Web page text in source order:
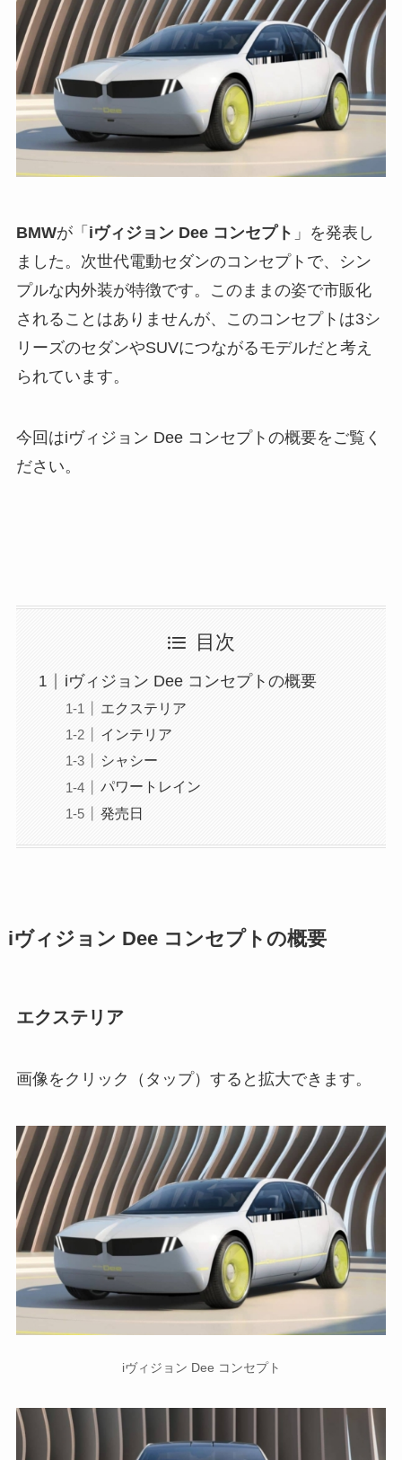
BMWが「 iヴィジョン Dee コンセプト 」を発表し
ました。次世代電動セダンのコンセプトで、シン
プルな内外装が特徴です。このままの姿で市販化
されることはありませんが、このコンセプトは3シ
リーズのセダンやSUVにつながるモデルだと考え
られています。
今回はiヴィジョン Dee コンセプトの概要をご覧く
ださい。
目次
iヴィジョン Dee コンセプトの概要
エクステリア
インテリア
シャシー
パワートレイン
発売日
iヴィジョン Dee コンセプトの概要
エクステリア
画像をクリック（タップ）すると拡大できます。
iヴィジョン Dee コンセプト